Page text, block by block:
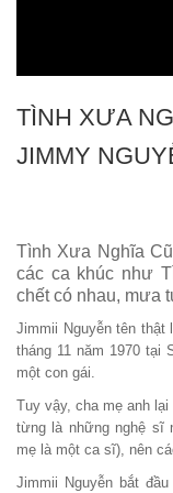
TÌNH XƯA
JIMMY
Tình Xưa Nghĩa
các ca khúc như
chết có nhau, mưa
Jimmii Nguyễn tên thật
tháng 11 năm 1970 tại
một con gái.
Tuy vậy, cha mẹ anh
từng là những nghệ sĩ
mẹ là một ca sĩ), nên
Jimmii Nguyễn bắt